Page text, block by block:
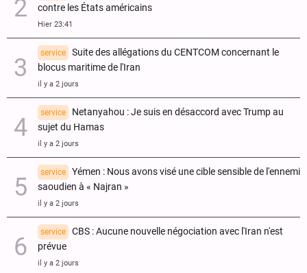
contre les États américains
Hier 23:41
service
Suite des allégations du CENTCOM concernant le
blocus maritime de l'Iran
il y a 2 jours
service
Netanyahou : Je suis en désaccord avec Trump au
sujet du Hamas
il y a 2 jours
service
Yémen : Nous avons visé une cible sensible de l'ennemi
saoudien à « Najran »
il y a 2 jours
service
CBS : Aucune nouvelle négociation avec l'Iran n'est
prévue
il y a 2 jours